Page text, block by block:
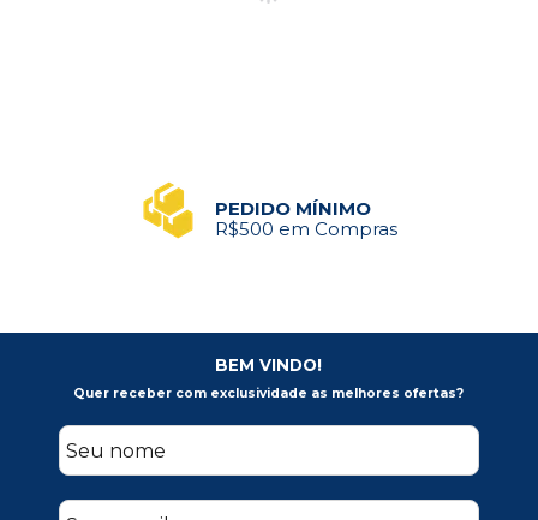
PEDIDO MÍNIMO
R$500 em Compras
BEM VINDO!
Quer receber com exclusividade as melhores ofertas?